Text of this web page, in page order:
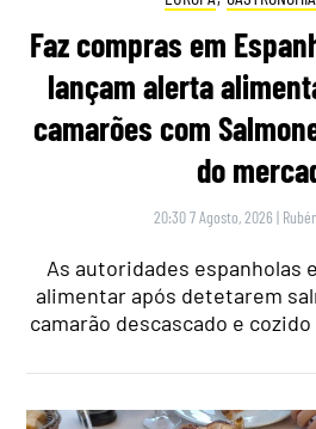
Faz compras em
lançam alerta
camarões com
do
20:30 7 Agosto, 2026 |
As autoridades espanholas
alimentar após detetarem
camarão descascado e cozido